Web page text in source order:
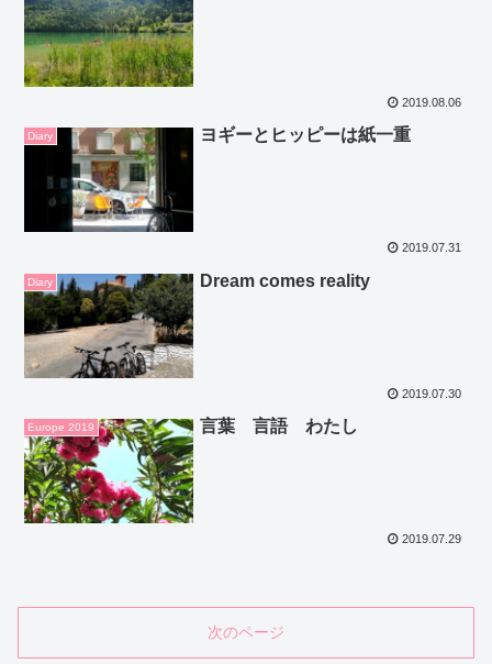
2019.08.06
Diary ヨギーとヒッピーは紙一重
2019.07.31
Diary Dream comes reality
2019.07.30
Europe 2019 言葉 言語 わたし
2019.07.29
次のページ